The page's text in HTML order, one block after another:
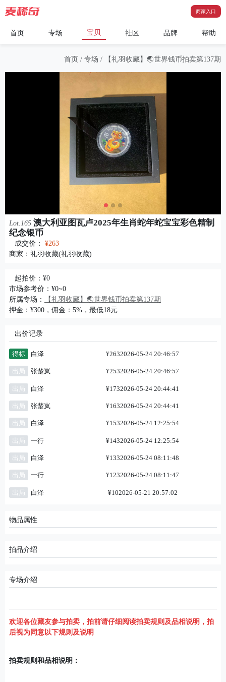
商家入口
首页 专场 宝贝 社区 品牌 帮助
首页 / 专场 / 【礼羽收藏】🌏世界钱币拍卖第137期
Lot.165 澳大利亚图瓦卢2025年生肖蛇年蛇宝宝彩色精制
纪念银币
成交价： ¥263
商家： 礼羽收藏(礼羽收藏)
起拍价：¥0
市场参考价：¥0~0
所属专场：
【礼羽收藏】🌏世界钱币拍卖第137期
押金：¥300，佣金：5%，最低18元
出价记录
得标 白泽 ¥2632026-05-24 20:46:57
出局 张楚岚 ¥2532026-05-24 20:46:57
出局 白泽 ¥1732026-05-24 20:44:41
出局 张楚岚 ¥1632026-05-24 20:44:41
出局 白泽 ¥1532026-05-24 12:25:54
出局 一行 ¥1432026-05-24 12:25:54
出局 白泽 ¥1332026-05-24 08:11:48
出局 一行 ¥1232026-05-24 08:11:47
出局 白泽 ¥102026-05-21 20:57:02
物品属性
拍品介绍
专场介绍
欢迎各位藏友参与拍卖，拍前请仔细阅读拍卖规则及品相说明，拍
后视为同意以下规则及说明
拍卖规则和品相说明：